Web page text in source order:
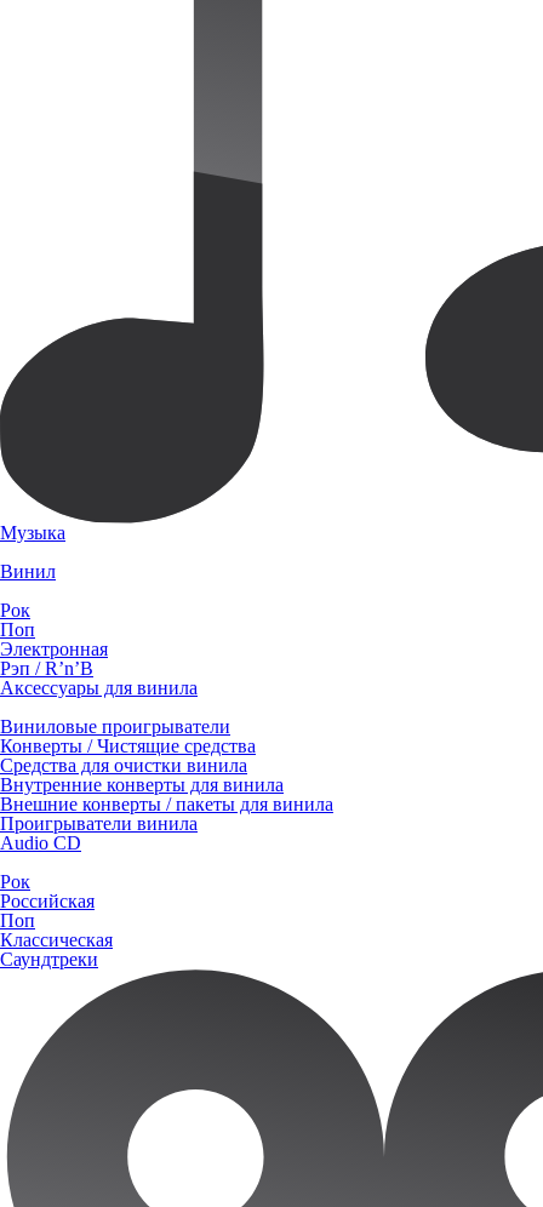
Музыка
Винил
Рок
Поп
Электронная
Рэп / R’n’B
Аксессуары для винила
Виниловые проигрыватели
Конверты / Чистящие средства
Средства для очистки винила
Внутренние конверты для винила
Внешние конверты / пакеты для винила
Проигрыватели винила
Audio CD
Рок
Российская
Поп
Классическая
Саундтреки